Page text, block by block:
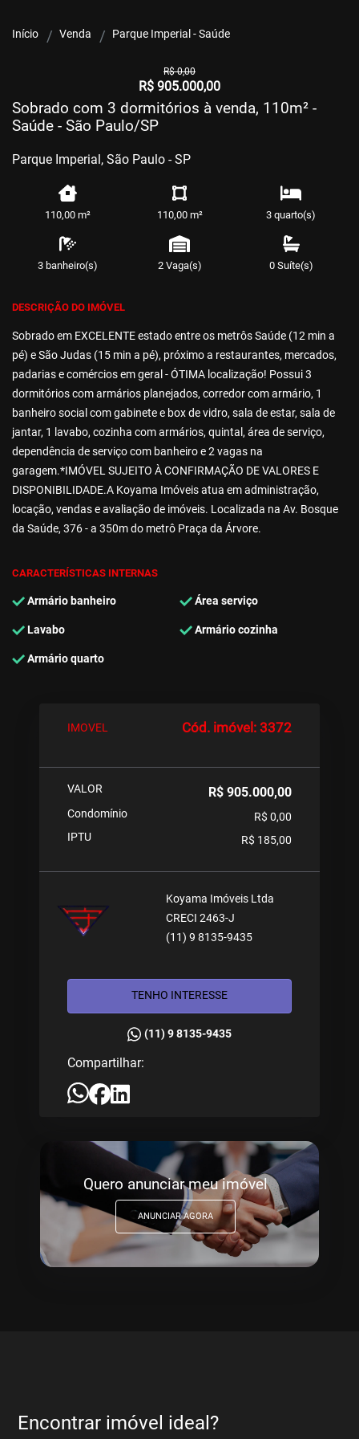
Início Venda Parque Imperial - Saúde
R$ 0,00
R$ 905.000,00
Sobrado com 3 dormitórios à venda, 110m² -
Saúde - São Paulo/SP
Parque Imperial, São Paulo - SP
110,00 m² 110,00 m² 3 quarto(s)
3 banheiro(s) 2 Vaga(s) 0 Suíte(s)
DESCRIÇÃO DO IMÓVEL
Sobrado em EXCELENTE estado entre os metrôs Saúde (12 min a
pé) e São Judas (15 min a pé), próximo a restaurantes, mercados,
padarias e comércios em geral - ÓTIMA localização! Possui 3
dormitórios com armários planejados, corredor com armário, 1
banheiro social com gabinete e box de vidro, sala de estar, sala de
jantar, 1 lavabo, cozinha com armários, quintal, área de serviço,
dependência de serviço com banheiro e 2 vagas na
garagem.*IMÓVEL SUJEITO À CONFIRMAÇÃO DE VALORES E
DISPONIBILIDADE.A Koyama Imóveis atua em administração,
locação, vendas e avaliação de imóveis. Localizada na Av. Bosque
da Saúde, 376 - a 350m do metrô Praça da Árvore.
CARACTERÍSTICAS INTERNAS
Armário banheiro Área serviço
Lavabo Armário cozinha
Armário quarto
IMOVEL Cód. imóvel: 3372
VALOR R$ 905.000,00
Condomínio
R$ 0,00
IPTU
R$ 185,00
Koyama Imóveis Ltda
CRECI 2463-J
(11) 9 8135-9435
TENHO INTERESSE
(11) 9 8135-9435
Compartilhar:
Quero anunciar meu imóvel
ANUNCIAR AGORA
Encontrar imóvel ideal?